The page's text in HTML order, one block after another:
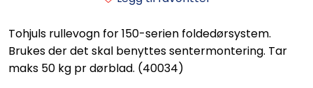
Tohjuls rullevogn for 150-serien foldedørsystem.
Brukes der det skal benyttes sentermontering. Tar
maks 50 kg pr dørblad. (40034)